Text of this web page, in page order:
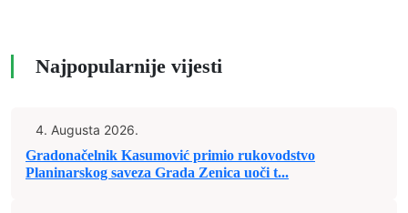
Najpopularnije vijesti
4. Augusta 2026.
Gradonačelnik Kasumović primio rukovodstvo
Planinarskog saveza Grada Zenica uoči t...